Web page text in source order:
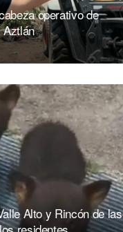
operativo de
Aztlán
Alto y Rincón de las
residentes